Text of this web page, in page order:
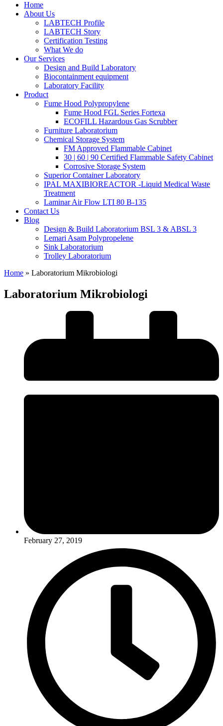
Home
About Us
LABTECH Profile
LABTECH Story
Certification Testing
What We do
Our Services
Design and Build Laboratory
Biocontainment equipment
Laboratory Facility
Product
Fume Hood Polypropylene
Fume Hood FGL Series Fortexa
ECOFILL Hazardous Gas Scrubber
Furniture Laboratorium
Chemical Storage System
FM Approved Flammable Cabinet
30 | 60 | 90 Certified Flammable Safety Cabinet
Corrosive Storage System
Superior Container Laboratory
IPAL MAXIBIOREACTOR -Liquid Medical Waste
Treatment
Laminar Air Flow LTI 80 B-135
Contact Us
Blog
Design & Build Laboratorium BSL 3 & ABSL 3
Lemari Asam Polypropelene
Sink Laboratorium
Trolley Laboratorium
Home » Laboratorium Mikrobiologi
Laboratorium Mikrobiologi
February 27, 2019